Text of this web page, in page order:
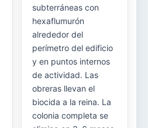
subterráneas con
hexaflumurón
alrededor del
perímetro del edificio
y en puntos internos
de actividad. Las
obreras llevan el
biocida a la reina. La
colonia completa se